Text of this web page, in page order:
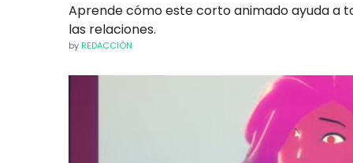
Aprende cómo este corto animado ayuda a
las relaciones.
by REDACCIÓN